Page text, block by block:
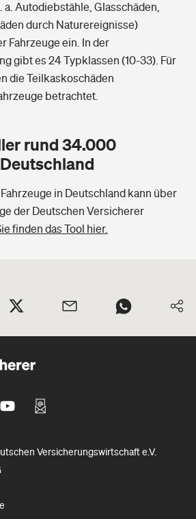
Autodiebstähle, Glasschäden,
durch Naturereignisse)
Fahrzeuge ein. In der
gibt es 24 Typklassen (10-33). Für
die Teilkaskoschäden
betrachtet.
rund 34.000
in Deutschland kann über
der Deutschen Versicherer
finden das Tool hier.
Versicherungswirtschaft e.V.